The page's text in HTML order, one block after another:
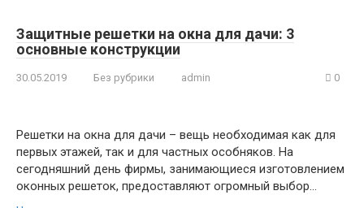
Защитные решетки на окна для дачи: 3
основные конструкции
30.05.2019 Без рубрики admin 0
Решетки на окна для дачи – вещь необходимая как для
первых этажей, так и для частных особняков. На
сегодняшний день фирмы, занимающиеся изготовлением
оконных решеток, предоставляют огромный выбор…